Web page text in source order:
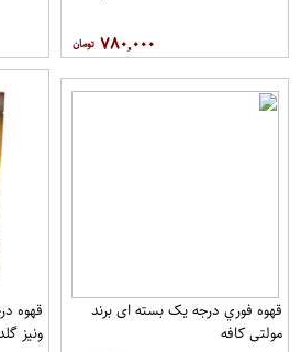
۷۸۰,۰۰۰
قهوه فوري درجه یک بسته ای برند
مولتي کافه
ونيز